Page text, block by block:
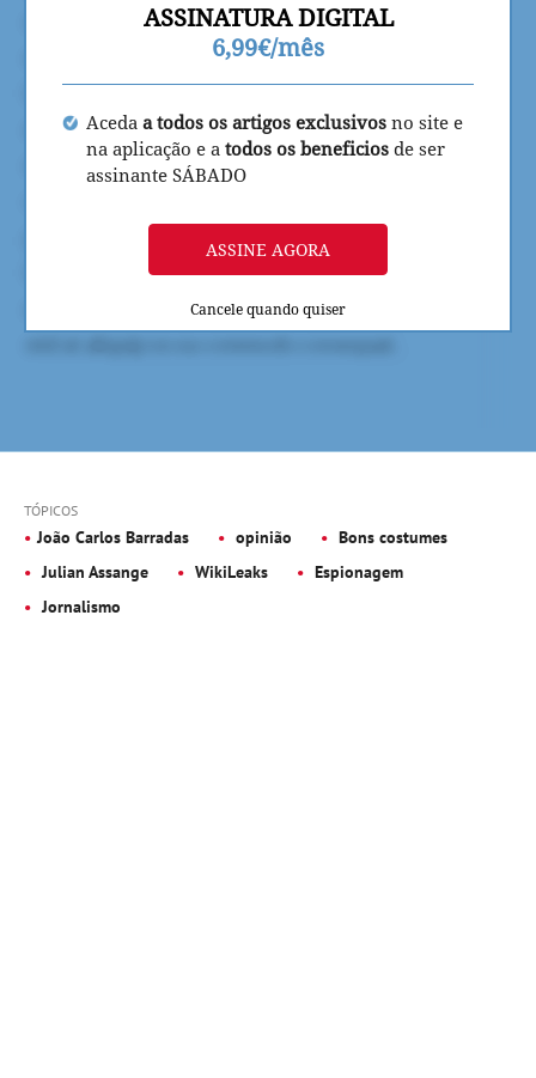
ASSINATURA DIGITAL
6,99€/mês
Aceda a todos os artigos exclusivos no site e
na aplicação e a todos os beneficios de ser
assinante SÁBADO
ASSINE AGORA
Cancele quando quiser
TÓPICOS
João Carlos Barradas opinião
Bons costumes
Julian Assange
WikiLeaks
Espionagem
Jornalismo